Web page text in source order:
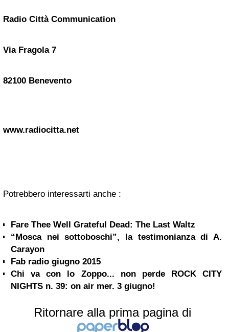
Radio Città Communication
Via Fragola 7
82100 Benevento
www.radiocitta.net
Potrebbero interessarti anche :
Fare Thee Well Grateful Dead: The Last Waltz
“Mosca nei sottoboschi”, la testimonianza di A.
Carayon
Fab radio giugno 2015
Chi va con lo Zoppo... non perde ROCK CITY
NIGHTS n. 39: on air mer. 3 giugno!
Ritornare alla prima pagina di